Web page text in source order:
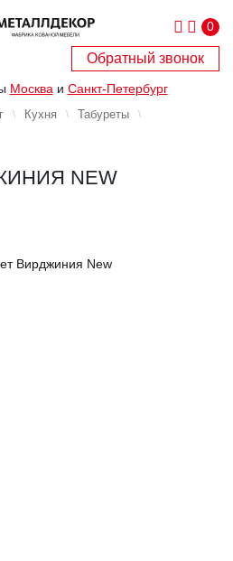
0
Обратный звонок
Москва и Санкт-Петербург
Кухня
Табуреты
NEW